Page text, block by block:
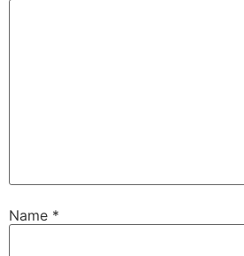
Name *